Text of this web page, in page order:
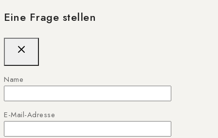
Eine Frage stellen
Name
E-Mail-Adresse